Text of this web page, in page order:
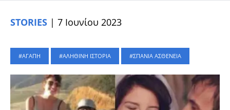
STORIES | 7 Ιουνίου 2023
ΑΓΑΠΗ ΑΛΗΘΙΝΗ ΙΣΤΟΡΙΑ ΣΠΑΝΙΑ ΑΣΘΕΝΕΙΑ